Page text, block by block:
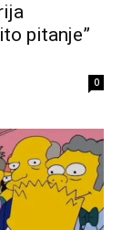
pitanje”
0